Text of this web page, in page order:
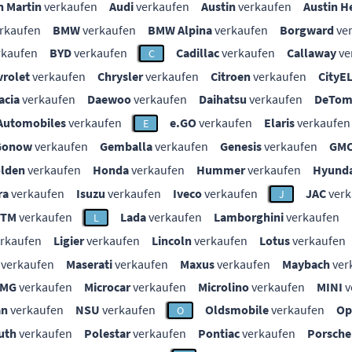
Martinverkaufen Audiverkaufen Austinverkaufen
Austin
BMWverkaufen BMW Alpinaverkaufen Borgward
BYDverkaufen C Cadillacverkaufen Callaway
verkaufen Chryslerverkaufen Citroenverkaufen
CityEL
verkaufen Daewooverkaufen Daihatsu verkaufen
verkaufen E e.GOverkaufen Elarisverkaufen
verkaufen Gemballaverkaufen Genesisverkaufen
verkaufen Hondaverkaufen Hummerverkaufen
verkaufen Isuzu verkaufen Ivecoverkaufen J JAC
verkaufen L Ladaverkaufen Lamborghiniverkaufen
Ligierverkaufen Lincolnverkaufen Lotusverkaufen
Maserativerkaufen Maxusverkaufen Maybach
MGverkaufen Microcarverkaufen Microlinoverkaufen MINI
verkaufen NSU verkaufen O Oldsmobileverkaufen
verkaufen Polestarverkaufen Pontiacverkaufen Porsche